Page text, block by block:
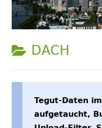
DACH
Tegut-Daten
aufgetaucht,